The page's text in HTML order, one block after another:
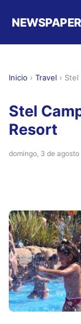
Inicio › Travel › Stel
Stel
Resort
domingo, 3 de